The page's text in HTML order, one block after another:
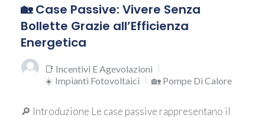
🏡 Case Passive: Vivere Senza
Bollette Grazie all’Efficienza
Energetica
📑 Incentivi E Agevolazioni
☀️ Impianti Fotovoltaici
🏡 Pompe Di Calore
🔎 Introduzione Le case passive rappresentano il